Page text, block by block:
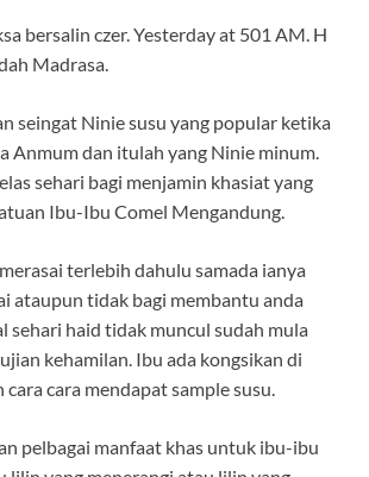
bersalin czer. Yesterday at 501 AM. H
Madrasa.
seingat Ninie susu yang popular ketika
Anmum dan itulah yang Ninie minum.
sehari bagi menjamin khasiat yang
Ibu-Ibu Comel Mengandung.
terlebih dahulu samada ianya
ataupun tidak bagi membantu anda
sehari haid tidak muncul sudah mula
kehamilan. Ibu ada kongsikan di
cara mendapat sample susu.
pelbagai manfaat khas untuk ibu-ibu